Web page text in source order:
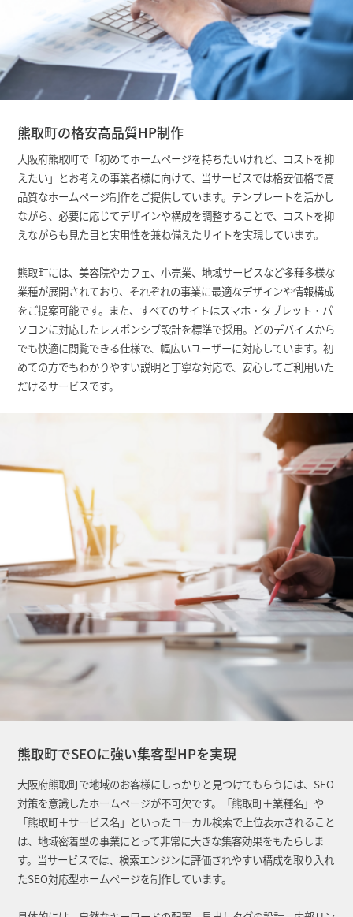
熊取町の格安高品質HP制作
大阪府熊取町で「初めてホームページを持ちたいけれど、コストを抑
えたい」とお考えの事業者様に向けて、当サービスでは格安価格で高
品質なホームページ制作をご提供しています。テンプレートを活かし
ながら、必要に応じてデザインや構成を調整することで、コストを抑
えながらも見た目と実用性を兼ね備えたサイトを実現しています。
熊取町には、美容院やカフェ、小売業、地域サービスなど多種多様な
業種が展開されており、それぞれの事業に最適なデザインや情報構成
をご提案可能です。また、すべてのサイトはスマホ・タブレット・パ
ソコンに対応したレスポンシブ設計を標準で採用。どのデバイスから
でも快適に閲覧できる仕様で、幅広いユーザーに対応しています。初
めての方でもわかりやすい説明と丁寧な対応で、安心してご利用いた
だけるサービスです。
熊取町でSEOに強い集客型HPを実現
大阪府熊取町で地域のお客様にしっかりと見つけてもらうには、SEO
対策を意識したホームページが不可欠です。「熊取町＋業種名」や
「熊取町＋サービス名」といったローカル検索で上位表示されること
は、地域密着型の事業にとって非常に大きな集客効果をもたらしま
す。当サービスでは、検索エンジンに評価されやすい構成を取り入れ
たSEO対応型ホームページを制作しています。